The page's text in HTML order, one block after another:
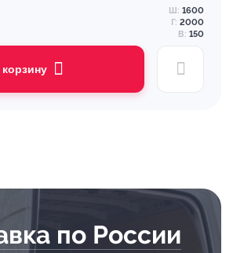
Ш: 1600
Г: 2000
В: 150
по России